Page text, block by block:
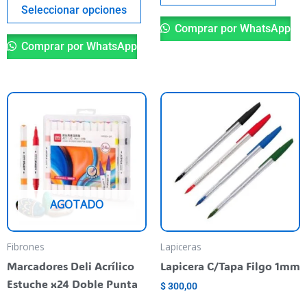
Seleccionar opciones
producto
Comprar por WhatsApp
Comprar por WhatsApp
AGOTADO
Fibrones
Marcadores Deli Acrílico
Estuche x24 Doble Punta
Lapiceras
Lapicera C/Tapa Filgo 1mm
$300,00
se